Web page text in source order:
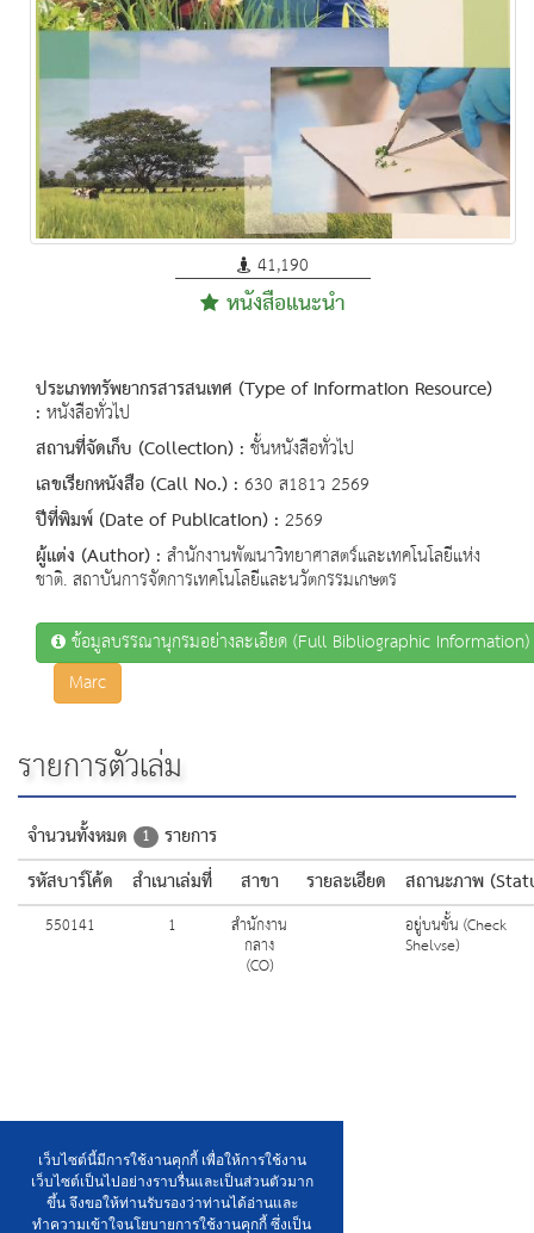
เว็บไซต์นี้มีการใช้งานคุกกี้ เพื่อให้การใช้งาน
เว็บไซต์เป็นไปอย่างราบรื่นและเป็นส่วนตัวมาก
ขึ้น จึงขอให้ท่านรับรองว่าท่านได้อ่านและ
ทำความเข้าใจนโยบายการใช้งานคุกกี้ ซึ่งเป็น
41,190
หนังสือแนะนำ
ประเภททรัพยากรสารสนเทศ (Type of Information Resource)
: หนังสือทั่วไป
สถานที่จัดเก็บ (Collection) : ชั้นหนังสือทั่วไป
เลขเรียกหนังสือ (Call No.) : 630 ส181ว 2569
ปีที่พิมพ์ (Date of Publication) : 2569
ผู้แต่ง (Author) : สำนักงานพัฒนาวิทยาศาสตร์และเทคโนโลยีแห่ง
ชาติ. สถาบันการจัดการเทคโนโลยีและนวัตกรรมเกษตร
ข้อมูลบรรณานุกรมอย่างละเอียด (Full Bibliographic Information)
Marc
รายการตัวเล่ม
จำนวนทั้งหมด 1 รายการ
รหัสบาร์โค้ด
สำเนาเล่มที่ สาขา รายละเอียด สถานะภาพ
550141 1 สำนักงาน
กลาง
(CO)
อยู่บนชั้น (Check
Shelvse)